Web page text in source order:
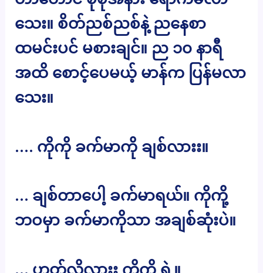
သေး။ စိတ်ညစ်ညစ်နဲ့ ညနေစာ
ထမင်းပင် မစားချင်။ ည ၁၀ နာရီ
အထိ စောင့်ပေမယ့် မာန်က ပြန်မလာ
သေး။
…. ကိုကို ခက်မာကို ချစ်လားး။
… ချစ်တာပေါ့ ခက်မာရယ်။ ကိုကို့
ဘဝမှာ ခက်မာကိုသာ အချစ်ဆုံးပဲ။
… ဟုတ်လို့လားး ကိုကို ရဲ့။